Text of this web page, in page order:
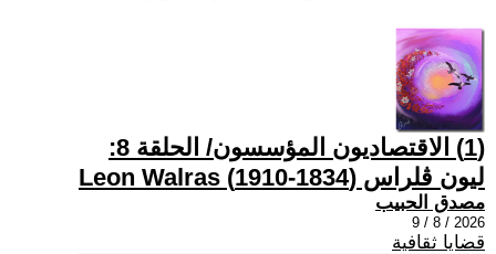
(1) الاقتصاديون المؤسسون/ الحلقة 8:
ليون ڤلراس (1834-1910) Leon Walras
مصدق الحبيب
2026 / 8 / 9
قضايا ثقافية